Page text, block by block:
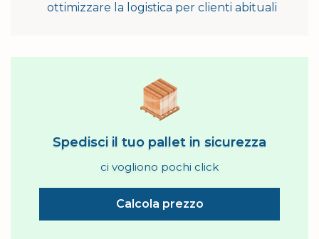
ottimizzare la logistica per clienti abituali
Spedisci il tuo pallet in sicurezza
ci vogliono pochi click
Calcola prezzo